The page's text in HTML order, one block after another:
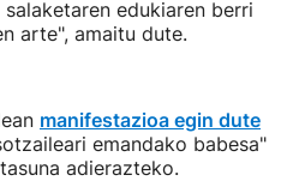
edukiaren berri
arte", amaitu dute.
manifestazioa egin dute
emandako babesa"
adierazteko.